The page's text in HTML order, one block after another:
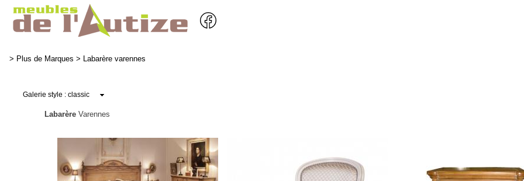
> Plus de Marques > Labarère varennes
Labarère Varennes